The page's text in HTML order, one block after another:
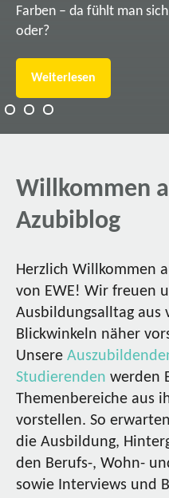
Farben – da fühlt man
oder?
Weiterlesen
Willkommen
Azubiblog
Herzlich Willkommen
von EWE! Wir freuen
Ausbildungsalltag aus
Blickwinkeln näher
Unsere
Studierenden werden
Themenbereiche aus
vorstellen. So
die Ausbildung,
den Berufs-, Wohn-
sowie Interviews und